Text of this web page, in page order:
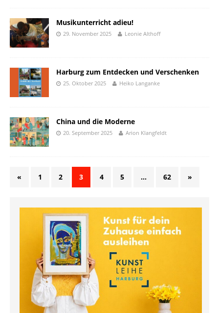
Musikunterricht adieu!
29. November 2025 Leonie Althoff
Harburg zum Entdecken und Verschenken
25. Oktober 2025 Heiko Langanke
China und die Moderne
20. September 2025 Arion Klangfeldt
« 1 2 3 4 5 … 62 »